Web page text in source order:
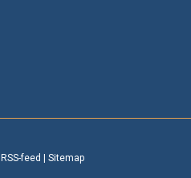
RSS-feed | Sitemap